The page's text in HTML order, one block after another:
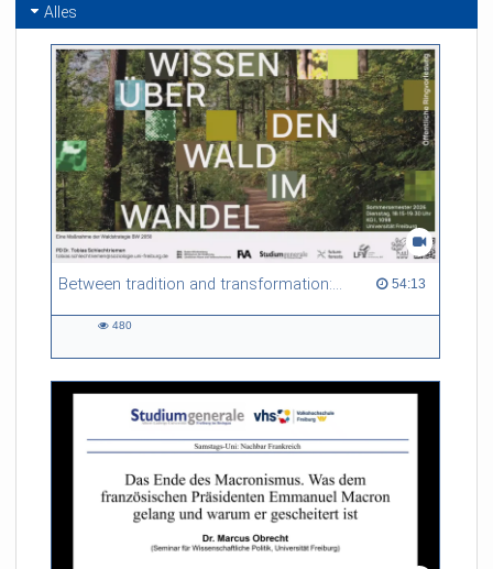
Alles
Between tradition and transformation: how owners, advisers and institutions co-create knowledge for resilient forests in Europe 54:13
54:13 duration
480